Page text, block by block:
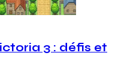
3 : défis et